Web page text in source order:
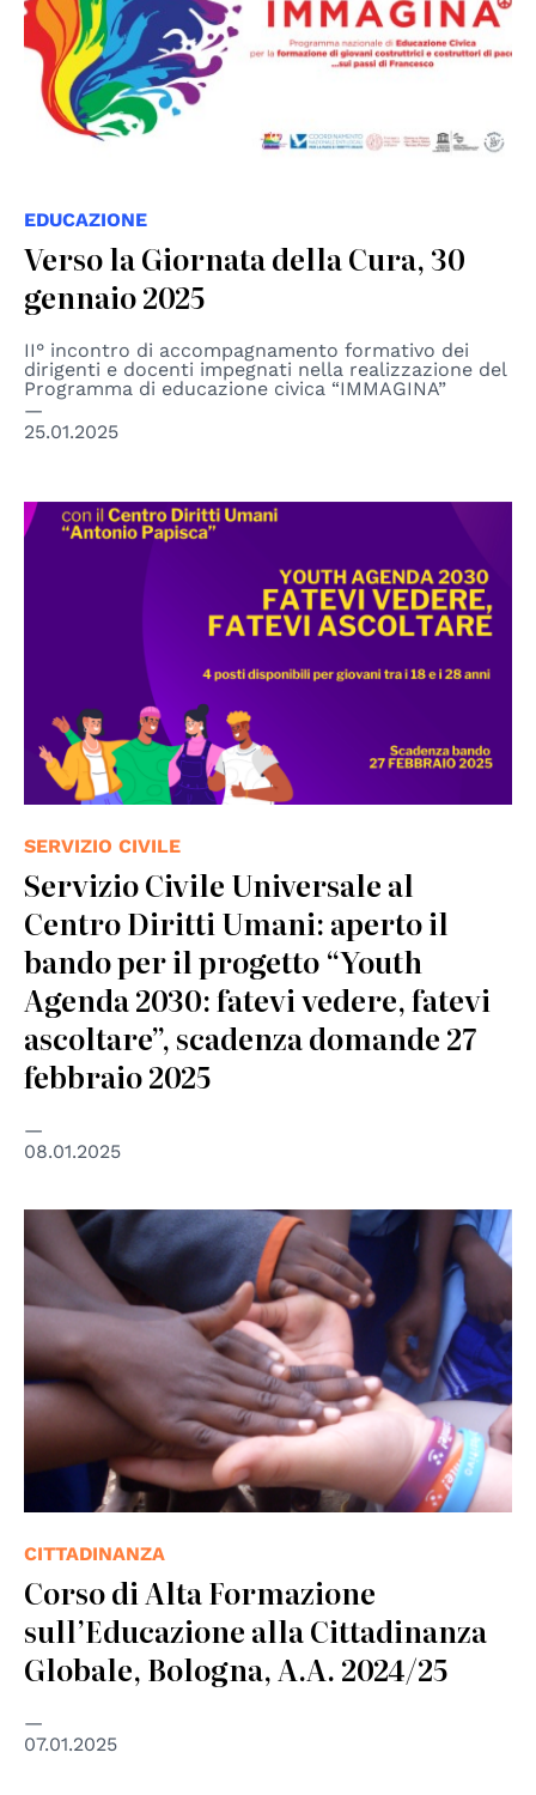
EDUCAZIONE
Verso la Giornata della Cura, 30
gennaio 2025
II° incontro di accompagnamento formativo dei
dirigenti e docenti impegnati nella realizzazione del
Programma di educazione civica “IMMAGINA”
25.01.2025
SERVIZIO CIVILE
Servizio Civile Universale al
Centro Diritti Umani: aperto il
bando per il progetto “Youth
Agenda 2030: fatevi vedere, fatevi
ascoltare”, scadenza domande 27
febbraio 2025
08.01.2025
CITTADINANZA
Corso di Alta Formazione
sull’Educazione alla Cittadinanza
Globale, Bologna, A.A. 2024/25
07.01.2025